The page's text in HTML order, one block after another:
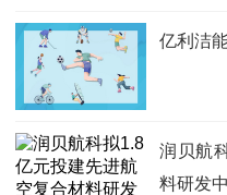
亿利洁
润贝航
料研发